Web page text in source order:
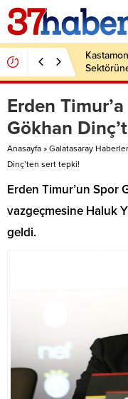
Hikâyesi
Erden
Gökhan
Anasayfa » Galatasaray
Dinç’ten sert tepki!
Erden Timur’un Spor
vazgeçmesine Haluk
geldi.